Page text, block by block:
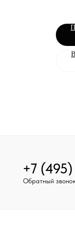
+7
Обратный звонок